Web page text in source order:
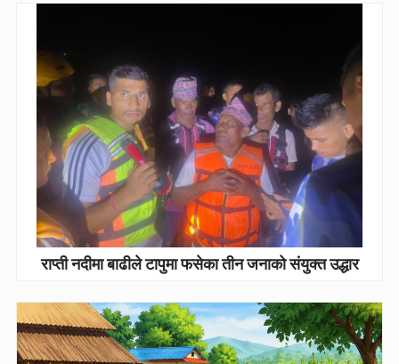
राप्ती नदीमा बाढीले टापुमा फसेका तीन जनाको संयुक्त उद्धार